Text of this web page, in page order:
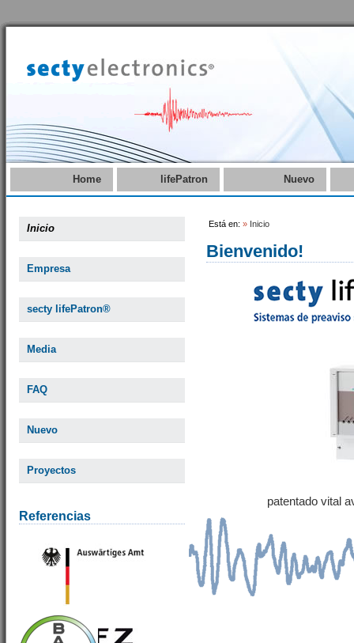
Home lifePatron Nuevo
Inicio
Empresa
secty lifePatron®
Media
FAQ
Nuevo
Proyectos
Referencias
Está en: » Inicio
Bienvenido!
patentado vital